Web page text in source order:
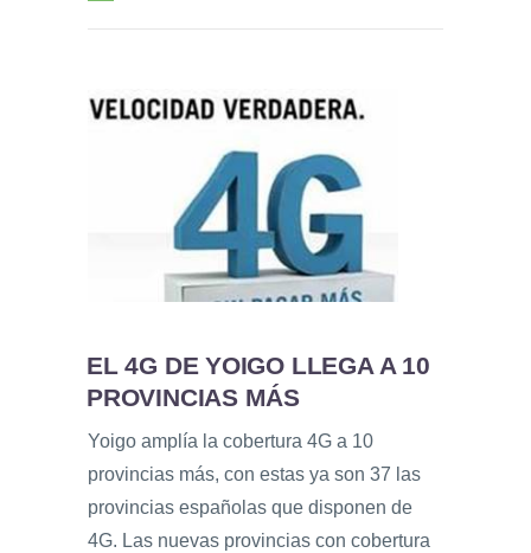
EL 4G DE YOIGO LLEGA A 10
PROVINCIAS MÁS
Yoigo amplía la cobertura 4G a 10
provincias más, con estas ya son 37 las
provincias españolas que disponen de
4G. Las nuevas provincias con cobertura